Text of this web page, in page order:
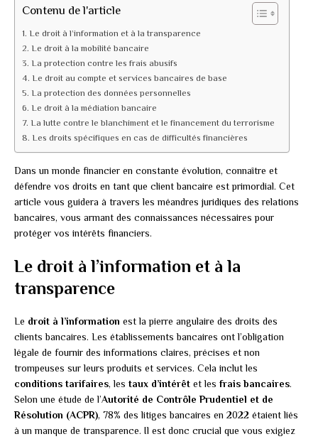
Contenu de l'article
Le droit à l’information et à la transparence
Le droit à la mobilité bancaire
La protection contre les frais abusifs
Le droit au compte et services bancaires de base
La protection des données personnelles
Le droit à la médiation bancaire
La lutte contre le blanchiment et le financement du terrorisme
Les droits spécifiques en cas de difficultés financières
Dans un monde financier en constante évolution, connaître et
défendre vos droits en tant que client bancaire est primordial. Cet
article vous guidera à travers les méandres juridiques des relations
bancaires, vous armant des connaissances nécessaires pour
protéger vos intérêts financiers.
Le droit à l’information et à la
transparence
Le droit à l’information est la pierre angulaire des droits des
clients bancaires. Les établissements bancaires ont l’obligation
légale de fournir des informations claires, précises et non
trompeuses sur leurs produits et services. Cela inclut les
conditions tarifaires, les taux d’intérêt et les frais bancaires.
Selon une étude de l’Autorité de Contrôle Prudentiel et de
Résolution (ACPR), 78% des litiges bancaires en 2022 étaient liés
à un manque de transparence. Il est donc crucial que vous exigiez